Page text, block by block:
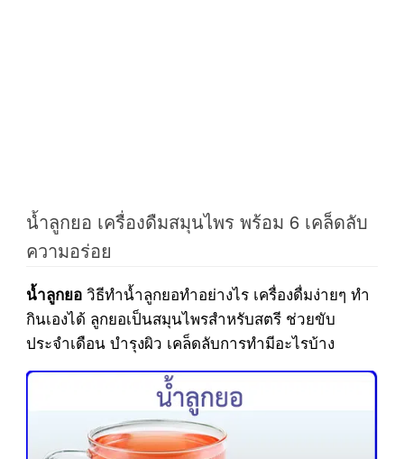
น้ำลูกยอ เครื่องดืมสมุนไพร พร้อม 6 เคล็ดลับ
ความอร่อย
น้ำลูกยอวิธีทำน้ำลูกยอทำอย่างไร เครื่องดื่มง่ายๆ ทำ
กินเองได้ ลูกยอเป็นสมุนไพรสำหรับสตรี ช่วยขับ
ประจำเดือน บำรุงผิว เคล็ดลับการทำมีอะไรบ้าง